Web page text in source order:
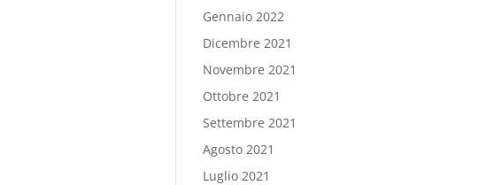
Gennaio 2022
Dicembre 2021
Novembre 2021
Ottobre 2021
Settembre 2021
Agosto 2021
Luglio 2021